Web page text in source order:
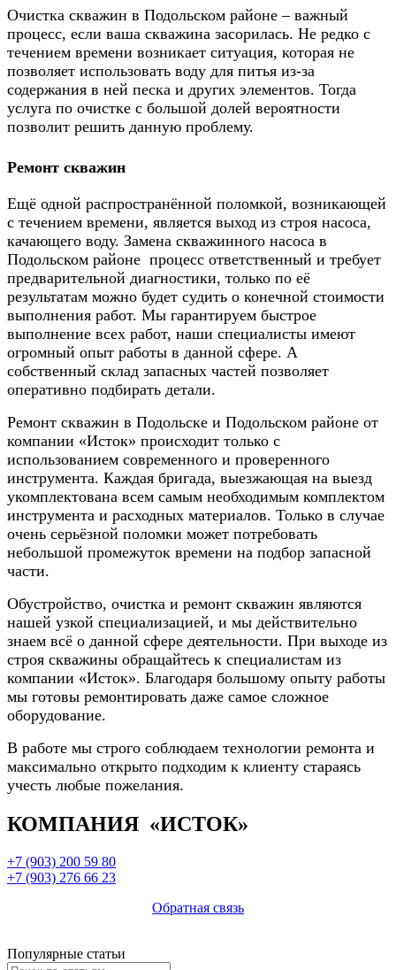
Очистка скважин в Подольском районе – важный
процесс, если ваша скважина засорилась. Не редко с
течением времени возникает ситуация, которая не
позволяет использовать воду для питья из-за
содержания в ней песка и других элементов. Тогда
услуга по очистке с большой долей вероятности
позволит решить данную проблему.
Ремонт скважин
Ещё одной распространённой поломкой, возникающей
с течением времени, является выход из строя насоса,
качающего воду. Замена скважинного насоса в
Подольском районе процесс ответственный и требует
предварительной диагностики, только по её
результатам можно будет судить о конечной стоимости
выполнения работ. Мы гарантируем быстрое
выполнение всех работ, наши специалисты имеют
огромный опыт работы в данной сфере. А
собственный склад запасных частей позволяет
оперативно подбирать детали.
Ремонт скважин в Подольске и Подольском районе от
компании «Исток» происходит только с
использованием современного и проверенного
инструмента. Каждая бригада, выезжающая на выезд
укомплектована всем самым необходимым комплектом
инструмента и расходных материалов. Только в случае
очень серьёзной поломки может потребовать
небольшой промежуток времени на подбор запасной
части.
Обустройство, очистка и ремонт скважин являются
нашей узкой специализацией, и мы действительно
знаем всё о данной сфере деятельности. При выходе из
строя скважины обращайтесь к специалистам из
компании «Исток». Благодаря большому опыту работы
мы готовы ремонтировать даже самое сложное
оборудование.
В работе мы строго соблюдаем технологии ремонта и
максимально открыто подходим к клиенту стараясь
учесть любые пожелания.
КОМПАНИЯ «ИСТОК»
+7 (903) 200 59 80
+7 (903) 276 66 23
Обратная связь
Популярные статьи